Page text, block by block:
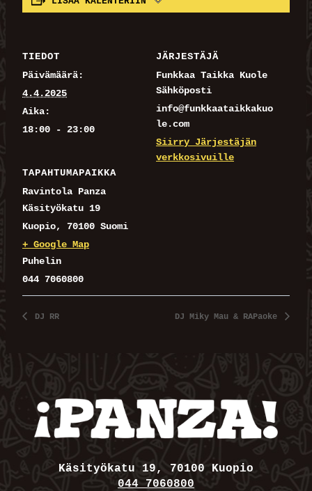
TIEDOT
Päivämäärä:
4.4.2025
Aika:
18:00 - 23:00
TAPAHTUMAPAIKKA
Ravintola Panza
Käsityökatu 19
Kuopio, 70100 Suomi
+ Google Map
Puhelin
044 7060800
JÄRJESTÄJÄ
Funkkaa Taikka Kuole
Sähköposti
info@funkkaataikkakuo
le.com
Siirry Järjestäjän
verkkosivuille
DJ RR DJ Miky Mau & RAPaoke
Käsityökatu 19, 70100 Kuopio
044 7060800